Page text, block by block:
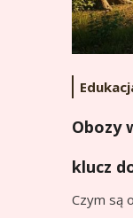
Obozy
klucz
Czym są